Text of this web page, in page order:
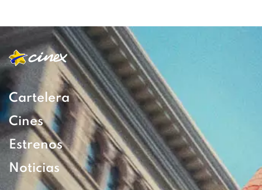
Cartelera
Cines
Estrenos
Noticias